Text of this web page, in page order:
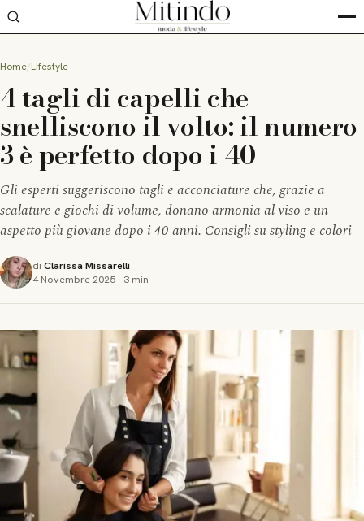
Home Lifestyle
4 tagli di capelli che
snelliscono il volto: il numero
3 è perfetto dopo i 40
Gli esperti suggeriscono tagli e acconciature che, grazie a
scalature e giochi di volume, donano armonia al viso e un
aspetto più giovane dopo i 40 anni. Consigli su styling e colori
di Clarissa Missarelli
4 Novembre 2025 · 3 min